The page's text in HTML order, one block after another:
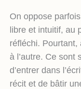
On oppose
libre et intuitif, au
réfléchi. Pourtant,
à l’autre. Ce sont
d’entrer dans
récit et de bâtir